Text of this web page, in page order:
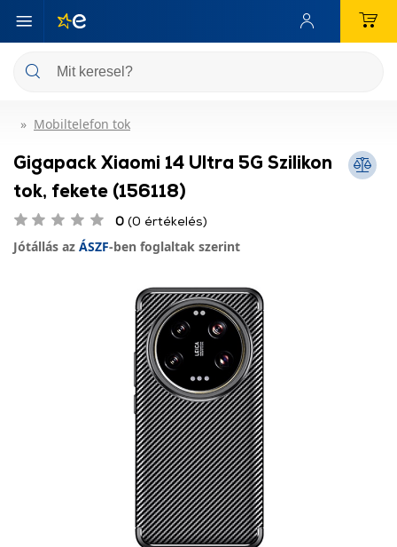
Mobiltelefon tok
Gigapack Xiaomi 14 Ultra 5G Szilikon
tok, fekete (156118)
0 (0 értékelés)
Jótállás az ÁSZF-ben foglaltak szerint